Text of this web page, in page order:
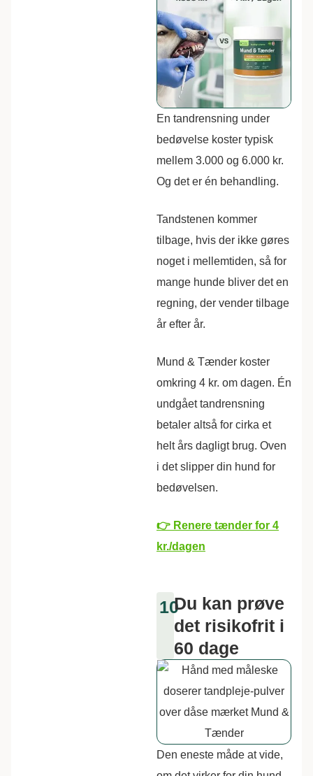
En tandrensning under
bedøvelse koster typisk
mellem 3.000 og 6.000 kr.
Og det er én behandling.
Tandstenen kommer
tilbage, hvis der ikke gøres
noget i mellemtiden, så for
mange hunde bliver det en
regning, der vender tilbage
år efter år.
Mund & Tænder koster
omkring 4 kr. om dagen. Én
undgået tandrensning
betaler altså for cirka et
helt års dagligt brug. Oven
i det slipper din hund for
bedøvelsen.
👉 Renere tænder for 4
kr./dagen
10Du kan prøve
det risikofrit i
60 dage
Den eneste måde at vide,